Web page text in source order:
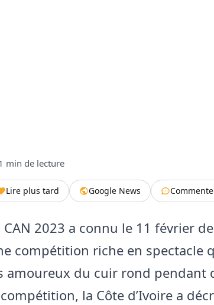
min de lecture
Lire plus tard Google News
CAN 2023 a connu le 11 février
compétition riche en spectacle
amoureux du cuir rond pendant
la Côte d’Ivoire a